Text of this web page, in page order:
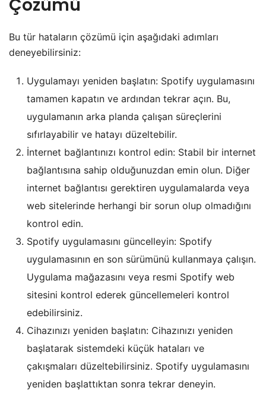
Çözümü
Bu tür hataların çözümü için aşağıdaki adımları
deneyebilirsiniz:
Uygulamayı yeniden başlatın: Spotify uygulamasını
tamamen kapatın ve ardından tekrar açın. Bu,
uygulamanın arka planda çalışan süreçlerini
sıfırlayabilir ve hatayı düzeltebilir.
İnternet bağlantınızı kontrol edin: Stabil bir internet
bağlantısına sahip olduğunuzdan emin olun. Diğer
internet bağlantısı gerektiren uygulamalarda veya
web sitelerinde herhangi bir sorun olup olmadığını
kontrol edin.
Spotify uygulamasını güncelleyin: Spotify
uygulamasının en son sürümünü kullanmaya çalışın.
Uygulama mağazasını veya resmi Spotify web
sitesini kontrol ederek güncellemeleri kontrol
edebilirsiniz.
Cihazınızı yeniden başlatın: Cihazınızı yeniden
başlatarak sistemdeki küçük hataları ve
çakışmaları düzeltebilirsiniz. Spotify uygulamasını
yeniden başlattıktan sonra tekrar deneyin.